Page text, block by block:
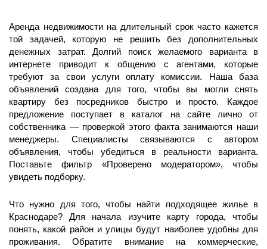
Аренда недвижимости на длительный срок часто кажется
той задачей, которую не решить без дополнительных
денежных затрат. Долгий поиск желаемого варианта в
интернете приводит к общению с агентами, которые
требуют за свои услуги оплату комиссии. Наша база
объявлений создана для того, чтобы вы могли снять
квартиру без посредников быстро и просто. Каждое
предложение поступает в каталог на сайте лично от
собственника — проверкой этого факта занимаются наши
менеджеры. Специалисты связываются с автором
объявления, чтобы убедиться в реальности варианта.
Поставьте фильтр «Проверено модератором», чтобы
увидеть подборку.
Что нужно для того, чтобы найти подходящее жилье в
Краснодаре? Для начала изучите карту города, чтобы
понять, какой район и улицы будут наиболее удобны для
проживания. Обратите внимание на коммерческие,